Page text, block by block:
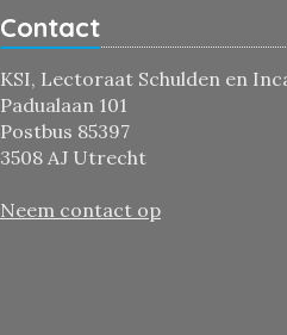
Contact
KSI, Lectoraat Schulden en
Padualaan 101
Postbus 85397
3508 AJ Utrecht
Neem contact op